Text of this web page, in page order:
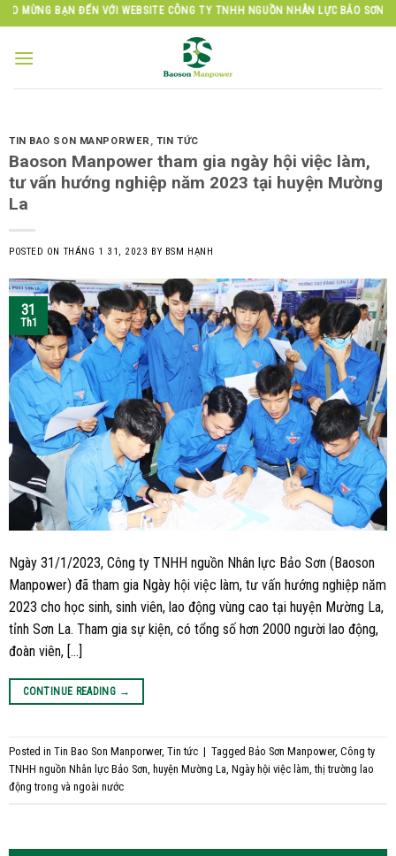
Skip
to
content
ĐẾN VỚI WEBSITE CÔNG TY TNHH NGUỒN NHÂN LỰC BẢO SƠN
TIN BAO SON MANPORWER , TIN TỨC
Baoson Manpower tham gia ngày hội việc làm,
tư vấn hướng nghiệp năm 2023 tại huyện Mường
La
POSTED ON THÁNG 1 31, 2023 BY BSM HẠNH
31
Th1
Ngày 31/1/2023, Công ty TNHH nguồn Nhân lực Bảo Sơn (Baoson
Manpower) đã tham gia Ngày hội việc làm, tư vấn hướng nghiệp năm
2023 cho học sinh, sinh viên, lao động vùng cao tại huyện Mường La,
tỉnh Sơn La. Tham gia sự kiện, có tổng số hơn 2000 người lao động,
đoàn viên, […]
CONTINUE READING →
Posted in Tin Bao Son Manporwer, Tin tức | Tagged Bảo Sơn Manpower, Công ty
TNHH nguồn Nhân lực Bảo Sơn, huyện Mường La, Ngày hội việc làm,thị trường lao
động trong và ngoài nước